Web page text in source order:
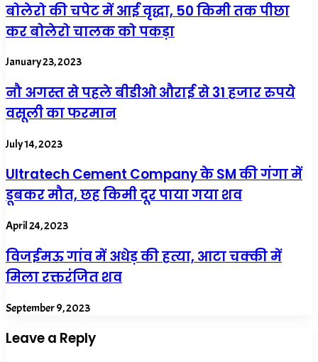
बोलेरो की चपेट में आई वृद्धा, 50 किमी तक पीछा
कर बोलेरो चालक को पकड़ा
January 23, 2023
नौ अगस्त से पहले बीडीओ औराई से 31 हजार रुपये
वसूली का फरमान
July 14, 2023
Ultratech Cement Company के SM की गंगा में
डूबकर मौत, छह किमी दूर पाया गया शव
April 24, 2023
विजईमऊ गांव में अधेड़ की हत्या, आटा चक्की में
मिला रक्तरंजित शव
September 9, 2023
Leave a Reply